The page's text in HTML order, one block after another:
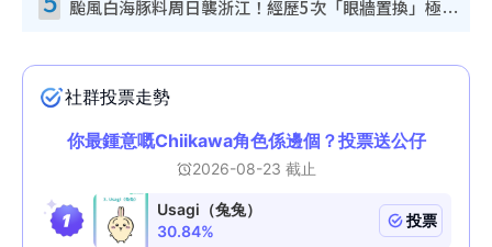
颱風白海豚料周日襲浙江！經歷5次「眼牆置換」極罕見 成登陸內地最長途颱風